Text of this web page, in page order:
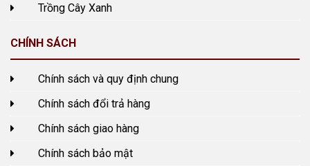
Trồng Cây Xanh
CHÍNH SÁCH
Chính sách và quy định chung
Chính sách đổi trả hàng
Chính sách giao hàng
Chính sách bảo mật